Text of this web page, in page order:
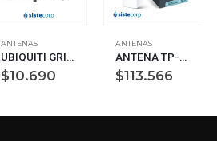
ANTENAS
UBIQUITI GRID REFLECTOR 17X24 MOUNT BRACKET(MB-1724)
$10.690
ANTENAS
ANTENA TP-LINK CPE510 300MBPS 5GHz 13dBi EXTERIOR
$113.566